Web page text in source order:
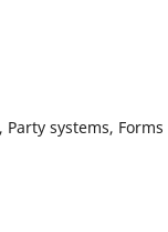
systems, Forms